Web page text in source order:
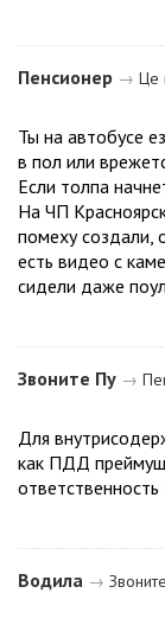
Пенсионер → Це
Ты на автобусе
в пол или
Если толпа
На ЧП
помеху создали,
есть видео с
сидели даже
Звоните Пу →
Для
как ПДД
Водила →